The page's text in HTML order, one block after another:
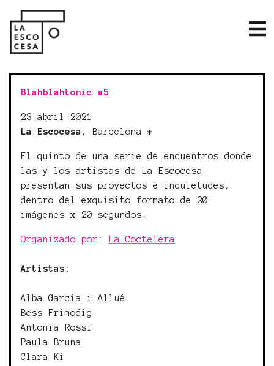
Blahblahtonic #5
23 abril 2021
La Escocesa , Barcelona *
El quinto de una serie de encuentros donde
las y los artistas de La Escocesa
presentan sus proyectos e inquietudes,
dentro del exquisito formato de 20
imágenes x 20 segundos.
Organizado por: La Coctelera
Artistas:
Alba García i Allué
Bess Frimodig
Antonia Rossi
Paula Bruna
Clara Ki